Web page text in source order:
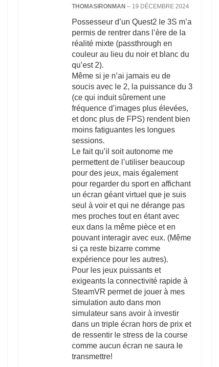
THOMASIRONMAN – 19 DÉCEMBRE 2024
Possesseur d’un Quest2 le 3S m’a
permis de rentrer dans l’ère de la
réalité mixte (passthrough en
couleur au lieu du noir et blanc du
qu’est 2).
Même si je n’ai jamais eu de
soucis avec le 2, la puissance du 3
(ce qui induit sûrement une
fréquence d’images plus élevées,
et donc plus de FPS) rendent bien
moins fatiguantes les longues
sessions.
Le fait qu’il soit autonome me
permettent de l’utiliser beaucoup
pour des jeux, mais également
pour regarder du sport en affichant
un écran géant virtuel que je suis
seul à voir et qui ne dérange pas
mes proches tout en étant avec
eux dans la même pièce et en
pouvant interagir avec eux. (Même
si ça reste bizarre comme
expérience pour les autres).
Pour les jeux puissants et
exigeants la connectivité rapide à
SteamVR permet de jouer à mes
simulation auto dans mon
simulateur sans avoir à investir
dans un triple écran hors de prix et
de ressentir le stress de la course
comme aucun écran ne saura le
transmettre!